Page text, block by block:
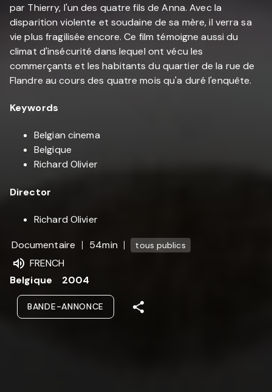
par Thierry, l'un des quatre fils de Anna. Avec la
disparition violente et soudaine de sa mère, il verra sa
vie plus fragilisée encore. Ce film témoigne aussi du
climat d'insécurité dans lequel ont vécu les
commerçants et les habitants du quartier de la rue de
Flandre au cours des quatre mois qu'a duré l'enquête.
Keywords
Belgian cinema
Belgique
Richard Olivier
Director
Richard Olivier
Documentaire
54min tous publics
FRENCH
Belgique
2004
BANDE-ANNONCE